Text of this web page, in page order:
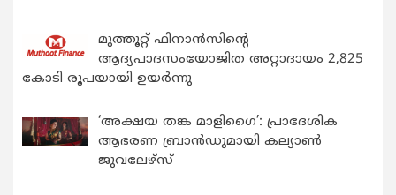
മുത്തൂറ്റ് ഫിനാൻസിന്റെ
ആദ്യപാദസംയോജിത അറ്റാദായം 2,825
കോടി രൂപയായി ഉയർന്നു
‘അക്ഷയ തങ്ക മാളിഗൈ’: പ്രാദേശിക
ആഭരണ ബ്രാന്‍ഡുമായി കല്യാണ്‍
ജുവലേഴ്‌സ്